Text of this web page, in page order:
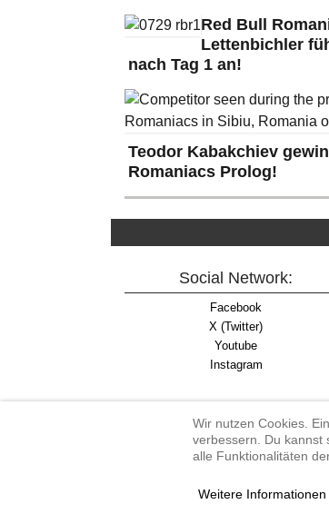
Red Bull
Lettenbichler
nach Tag 1 an!
Teodor Kabakchiev
Romaniacs Prolog!
Social Network:
Facebook
X (Twitter)
Youtube
Instagram
Enduro-
Wir nutzen Cookies.
verbessern. Du kannst
alle Funktionalitäten
Weitere Informationen